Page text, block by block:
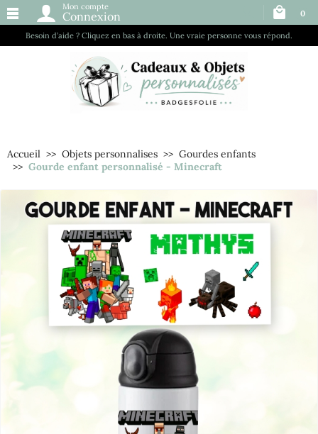
Besoin d’aide ? Cliquez en bas à droite. Une vraie personne vous répond.
Mon compte
Connexion 0
Accueil Objets personnalises
Gourdes enfants
Gourde enfant personnalisé - Minecraft